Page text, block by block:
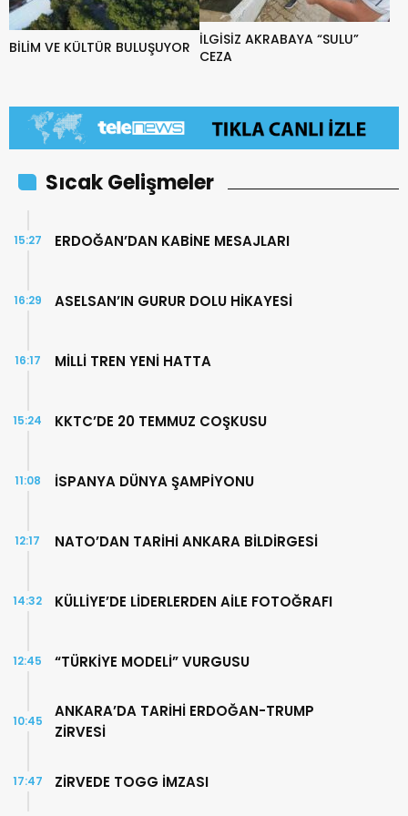
BİLİM VE KÜLTÜR BULUŞUYOR İLGİSİZ AKRABAYA “SULU”
CEZA
Sıcak Gelişmeler
ERDOĞAN’DAN KABİNE MESAJLARI
15:27
ASELSAN’IN GURUR DOLU HİKAYESİ
16:29
MİLLİ TREN YENİ HATTA
16:17
KKTC’DE 20 TEMMUZ COŞKUSU
15:24
İSPANYA DÜNYA ŞAMPİYONU
11:08
NATO’DAN TARİHİ ANKARA BİLDİRGESİ
12:17
KÜLLİYE’DE LİDERLERDEN AİLE FOTOĞRAFI
14:32
“TÜRKİYE MODELİ” VURGUSU
12:45
ANKARA’DA TARİHİ ERDOĞAN-TRUMP
ZİRVESİ
10:45
ZİRVEDE TOGG İMZASI
17:47